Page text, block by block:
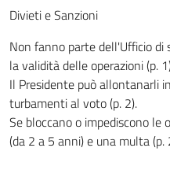
Divieti e Sanzioni
Non fanno parte dell'Ufficio di
la validità delle operazioni (p.
Il Presidente può allontanarli
turbamenti al voto (p. 2).
Se bloccano o impediscono le
(da 2 a 5 anni) e una multa (p.